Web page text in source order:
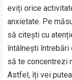
eviți orice
anxietate. Pe
să citești cu
întâlnești întrebări
să te concentrezi
Astfel, îți vei